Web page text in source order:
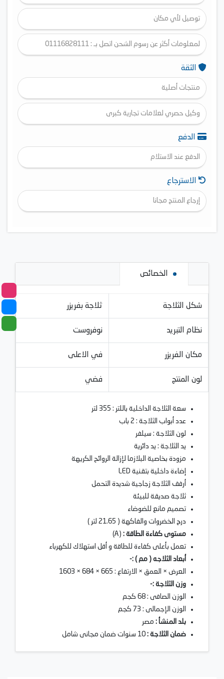
توصيل لأي مكان
لمعلومات أكثر عن رسوم الشحن اتصل بـ : 01116828111
الثقة
منتجات أصلية
وكيل حصري لعلامات تجارية كبرى
الدفع
الدفع عند الاستلام
الاسترجاع
إرجاع المنتج مجانا
الخصائص
شكل الثلاجة ثلاجة بفريزر
نظام التبريد نوفروست
مكان الفريزر في الاعلى
لون المنتج فضي
سعة الثلاجة الداخلية باللتر : 355 لتر
عدد أبواب الثلاجة : 2 باب
لون الثلاجة : سيلفر
يد الثلاجة : يد دائرية
مزودة بخاصية البلازما لإزالة الروائح الكريهة
إضاءة داخلية بتقنية LED
أرفف الثلاجة زجاجية شديدة التحمل
ثلاجة صديقة للبيئة
تصميم مانع للضوضاء
درج الخضروات والفاكهة ( 21.65 لتر )
مستوى كفاءة الطاقة : (A)
تعمل بأعلى كفاءة للطاقة و أقل استهلاك للكهرباء
أبعاد الثلاجه ( مم ) :-
العرض × العمق × الارتفاع : 665 × 684 × 1603
وزن الثلاجة :-
الوزن الصافى : 68 كجم
الوزن الإجمالى : 73 كجم
بلد المنشأ : مصر
ضمان الثلاجة :